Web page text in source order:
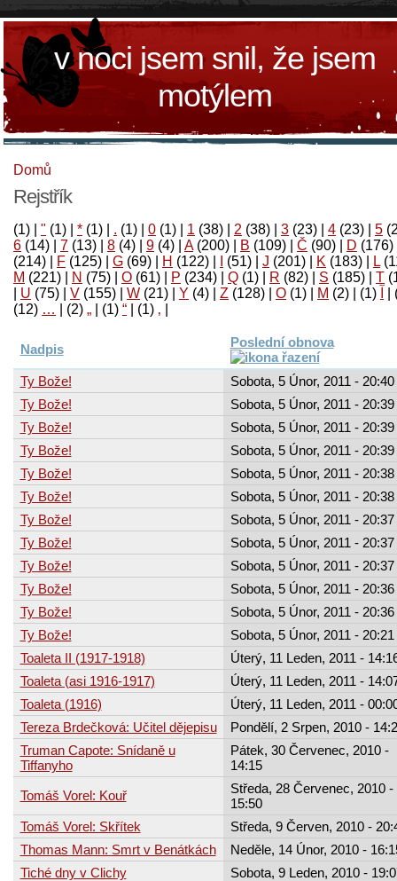
v noci jsem snil, že jsem
motýlem
Domů
Rejstřík
(1) " (1) * (1) . (1) 0 (1) 1 (38) 2 (38) 3 (23) 4 (23) 5
6 (14) 7 (13) 8 (4) 9 (4) A(200) B (109) Č (90) D (176)
(214)
F (125) G (69) H (122) (51) J (201) K (183) L
M (221) N (75) O (61) P (234) Q (1) R (82) S (185) T
U (75) V (155) W (21) Y (4) Z (128) Ο (1) М (2)
(1)
‚
(1)
“
(1)
„
(2)
…
(12)
Nadpis Poslední obnova
Ty Bože!
Sobota, 5 Únor, 2011 - 20:40
Ty Bože!
Sobota, 5 Únor, 2011 - 20:39
Ty Bože!
Sobota, 5 Únor, 2011 - 20:39
Ty Bože!
Sobota, 5 Únor, 2011 - 20:39
Ty Bože!
Sobota, 5 Únor, 2011 - 20:38
Ty Bože!
Sobota, 5 Únor, 2011 - 20:38
Ty Bože!
Sobota, 5 Únor, 2011 - 20:37
Ty Bože!
Sobota, 5 Únor, 2011 - 20:37
Ty Bože!
Sobota, 5 Únor, 2011 - 20:37
Ty Bože!
Sobota, 5 Únor, 2011 - 20:36
Ty Bože!
Sobota, 5 Únor, 2011 - 20:36
Ty Bože!
Sobota, 5 Únor, 2011 - 20:21
Toaleta II (1917-1918)
Úterý, 11 Leden, 2011 -
Toaleta (asi 1916-1917)
Úterý, 11 Leden, 2011 -
Toaleta (1916)
Úterý, 11 Leden, 2011 -
Tereza Brdečková: Učitel dějepisu
Pondělí, 2 Srpen, 2010 -
Truman Capote: Snídaně u
Tiffanyho
Pátek, 30 Červenec, 2010 -
14:15
Tomáš Vorel: Kouř
Středa, 28 Červenec, 2010 -
15:50
Tomáš Vorel: Skřítek
Středa, 9 Červen, 2010 -
Thomas Mann: Smrt v Benátkách
Neděle, 14 Únor, 2010 -
Tiché dny v Clichy
Sobota, 9 Leden, 2010 -